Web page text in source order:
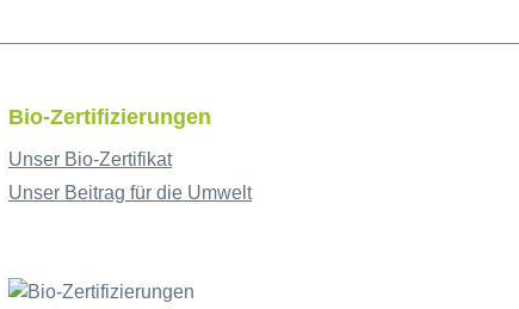
Bio-Zertifizierungen
Unser Bio-Zertifikat
Unser Beitrag für die Umwelt